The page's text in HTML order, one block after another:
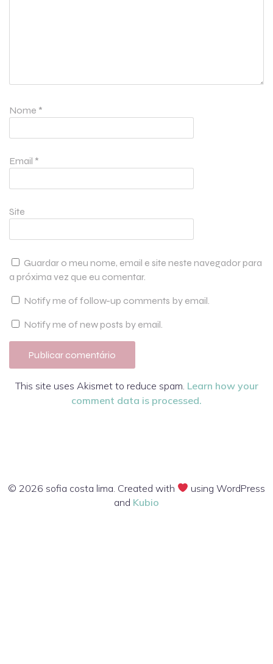
Nome *
Email *
Site
Guardar o meu nome, email e site neste navegador para
a próxima vez que eu comentar.
Notify me of follow-up comments by email.
Notify me of new posts by email.
This site uses Akismet to reduce spam. Learn how your
comment data is processed.
© 2026 sofia costa lima. Created with
using WordPress
and Kubio